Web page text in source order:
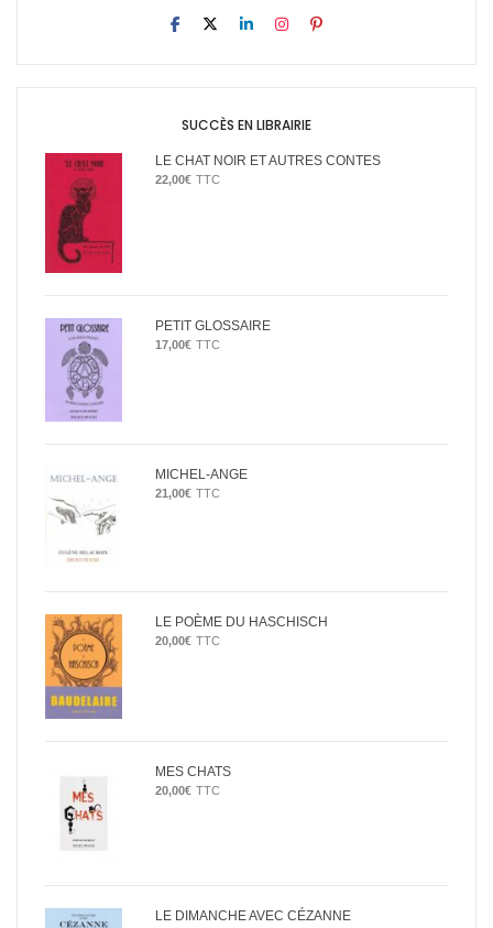
SUCCÈS EN LIBRAIRIE
LE CHAT NOIR ET AUTRES CONTES
22,00€ TTC
PETIT GLOSSAIRE
17,00€ TTC
MICHEL-ANGE
21,00€ TTC
LE POÈME DU HASCHISCH
20,00€ TTC
MES CHATS
20,00€ TTC
LE DIMANCHE AVEC CÉZANNE